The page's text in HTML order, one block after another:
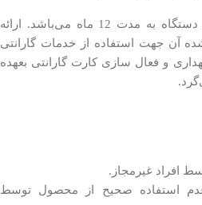
• اعتبار گارانتی: از زمان خرید دستگاه به مدت 12 ماه می‌باشد. ارائه
آن جهت استفاده از خدمات گارانتی
و فعال سازی کارت گارانتی بعهده
افراد غیرمجاز.
استفاده صحیح از محصول توسط